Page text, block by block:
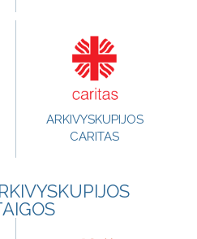
ARKIVYSKUPIJOS
CARITAS